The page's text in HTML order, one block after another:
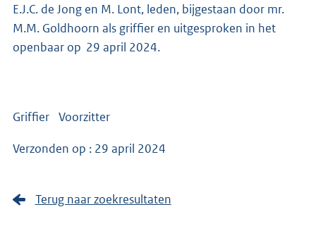
E.J.C. de Jong en M. Lont, leden, bijgestaan door mr.
M.M. Goldhoorn als griffier en uitgesproken in het
openbaar op 29 april 2024.
Griffier Voorzitter
Verzonden op : 29 april 2024
Terug naar zoekresultaten